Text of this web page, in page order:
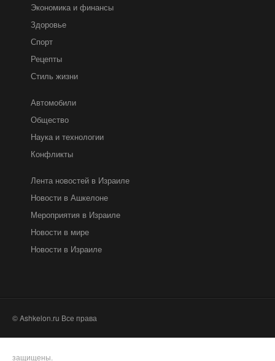
Экономика и финансы
Здоровье
Спорт
Рецепты
Стиль жизни
Автомобили
Общество
Наука и технологии
Конфликты
Лента новостей в Израиле
Новости в Ашкелоне
Мероприятия в Израиле
Новости в мире
Новости в Израиле
© Ashkelon.ru Все права
защищены.